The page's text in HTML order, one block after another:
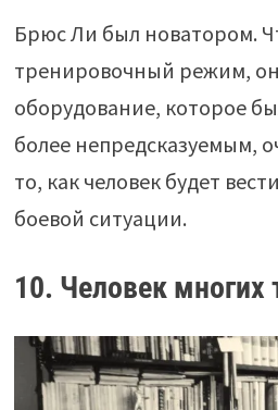
Брюс Ли был новатором.
тренировочный режим,
оборудование, которое
более непредсказуемым,
то, как человек будет
боевой ситуации.
10. Человек многих